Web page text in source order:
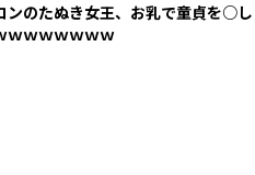
ンのたぬき女王、お乳で童貞を○し
ｗｗｗｗｗｗｗ